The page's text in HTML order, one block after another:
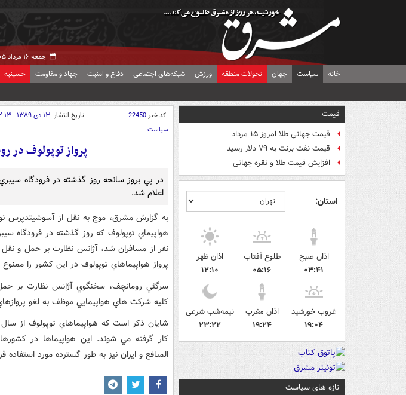
جمعه ۱۶ مرداد ۱۴۰۵ -
خانه سیاست جهان تحولات منطقه ورزش شبکه‌های اجتماعی دفاع و امنیت جهاد و مقاومت حسینیه
قیمت
قیمت جهانی طلا امروز ۱۵ مرداد
قیمت نفت برنت به ۷۹ دلار رسید
افزایش قیمت طلا و نقره جهانی
استان:
اذان صبح
۰۳:۴۱
طلوع آفتاب
۰۵:۱۶
اذان ظهر
۱۲:۱۰
غروب خورشید
۱۹:۰۴
اذان مغرب
۱۹:۲۴
نیمه‌شب شرعی
۲۳:۲۲
تازه های سیاست
کد خبر22450 تاریخ انتشار: ۱۳ دی ۱۳۸۹ - ۱۲:۱۳
سیاست
پرواز توپولوف در
در پي بروز سانحه روز گذشته در فرودگاه
اعلام شد.
به گزارش مشرق، موج به نقل از آسوشيتدپرس
نفر از مسافران شد، آژانس نظارت بر حمل و
پرواز هواپيماهاي توپولوف در اين کشور را ممنوع
سرگئي رومانچف، سخنگوي آژانس نظارت بر
کليه شرکت هاي هواپيمايي موظف به لغو
کار گرفته مي شوند. اين هواپيماها در
المنافع و ايران نيز به طور گسترده مورد استفاده